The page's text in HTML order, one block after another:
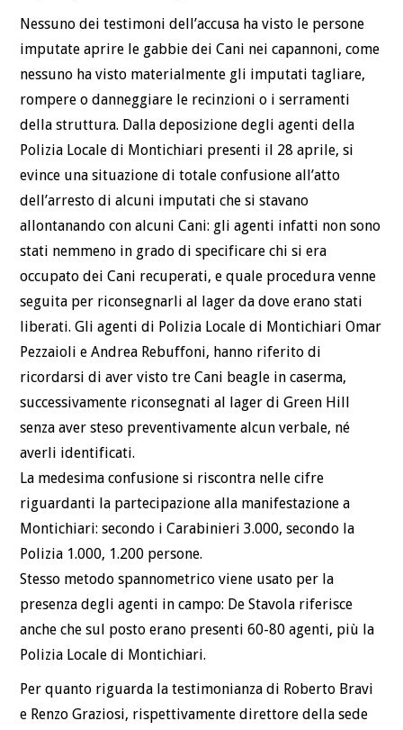
Nessuno dei testimoni dell’accusa ha visto le persone
imputate aprire le gabbie dei Cani nei capannoni, come
nessuno ha visto materialmente gli imputati tagliare,
rompere o danneggiare le recinzioni o i serramenti
della struttura. Dalla deposizione degli agenti della
Polizia Locale di Montichiari presenti il 28 aprile, si
evince una situazione di totale confusione all’atto
dell’arresto di alcuni imputati che si stavano
allontanando con alcuni Cani: gli agenti infatti non sono
stati nemmeno in grado di specificare chi si era
occupato dei Cani recuperati, e quale procedura venne
seguita per riconsegnarli al lager da dove erano stati
liberati. Gli agenti di Polizia Locale di Montichiari Omar
Pezzaioli e Andrea Rebuffoni, hanno riferito di
ricordarsi di aver visto tre Cani beagle in caserma,
successivamente riconsegnati al lager di Green Hill
senza aver steso preventivamente alcun verbale, né
averli identificati.
La medesima confusione si riscontra nelle cifre
riguardanti la partecipazione alla manifestazione a
Montichiari: secondo i Carabinieri 3.000, secondo la
Polizia 1.000, 1.200 persone.
Stesso metodo spannometrico viene usato per la
presenza degli agenti in campo: De Stavola riferisce
anche che sul posto erano presenti 60-80 agenti, più la
Polizia Locale di Montichiari.
Per quanto riguarda la testimonianza di Roberto Bravi
e Renzo Graziosi, rispettivamente direttore della sede